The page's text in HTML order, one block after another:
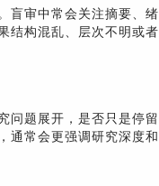
盲审中常会关注摘要、
结构混乱、层次不明或
问题展开，是否只是停
通常会更强调研究深度